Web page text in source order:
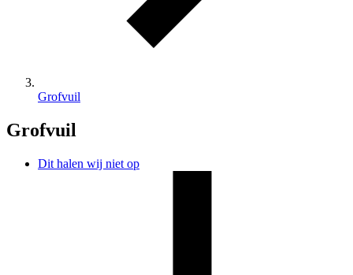
Grofvuil
Grofvuil
Dit halen wij niet op